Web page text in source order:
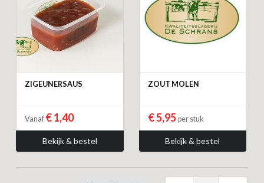
ZIGEUNERSAUS
Vanaf € 1,40
Bekijk & bestel
ZOUT MOLEN
€ 5,95 per stuk
Bekijk & bestel